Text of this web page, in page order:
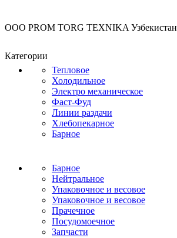
OOO PROM TORG TEXNIKA Узбекистан
Категории
Тепловое
Холодильное
Электро механическое
Фаст-Фуд
Линии раздачи
Хлебопекарное
Барное
Барное
Нейтральное
Упаковочное и весовое
Упаковочное и весовое
Прачечное
Посудомоечное
Запчасти